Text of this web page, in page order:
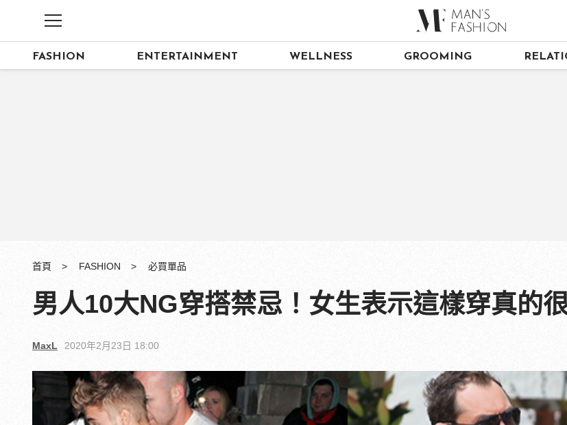
FASHION ENTERTAINMENT WELLNESS GROOMING
首頁 FASHION 必買單品
男人10大NG穿搭禁忌！女生表示這樣穿真的
MaxL 2020年2月23日 18:00